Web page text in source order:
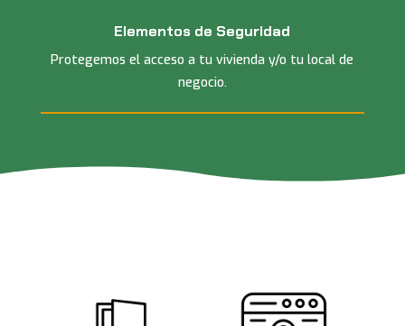
Elementos de Seguridad
Protegemos el acceso a tu vivienda y/o tu local de
negocio.